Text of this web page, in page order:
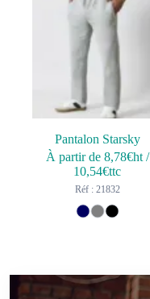
Pantalon Starsky
À partir de 8,78€ht/
10,54€ttc
Réf : 21832